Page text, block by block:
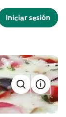
Iniciar sesión